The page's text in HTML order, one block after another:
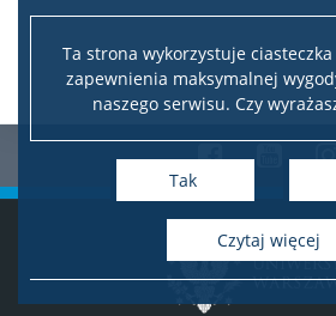
Ta strona wykorzystuje
zapewnienia maksymalnej
naszego serwisu. Czy
Tak
czytaj więcej